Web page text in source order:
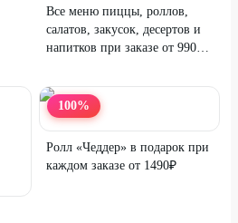
Все меню пиццы, роллов,
салатов, закусок, десертов и
напитков при заказе от 990₽
100%
Ролл «Чеддер» в подарок при
каждом заказе от 1490₽